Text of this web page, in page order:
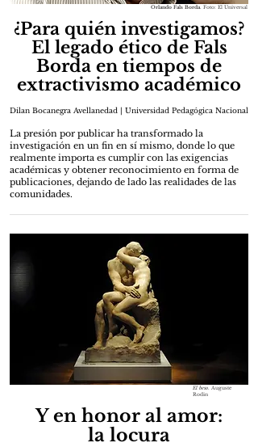
Orlando Fals Borda. Foto: El Universal
¿Para quién investigamos?
El legado ético de Fals
Borda en tiempos de
extractivismo académico
Dilan Bocanegra Avellanedad | Universidad Pedagógica Nacional
La presión por publicar ha transformado la
investigación en un fin en sí mismo, donde lo que
realmente importa es cumplir con las exigencias
académicas y obtener reconocimiento en forma de
publicaciones, dejando de lado las realidades de las
comunidades.
El beso. Auguste
Rodin
Y en honor al amor:
la locura